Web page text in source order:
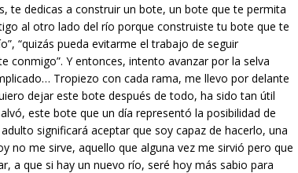
te dedicas a construir un bote, un bote que te permita
al otro lado del río porque construiste tu bote que te
“quizás pueda evitarme el trabajo de seguir
conmigo”. Y entonces, intento avanzar por la selva
Tropiezo con cada rama, me llevo por delante
dejar este bote después de todo, ha sido tan útil
este bote que un día representó la posibilidad de
significará aceptar que soy capaz de hacerlo, una
no me sirve, aquello que alguna vez me sirvió pero que
a que si hay un nuevo río, seré hoy más sabio para